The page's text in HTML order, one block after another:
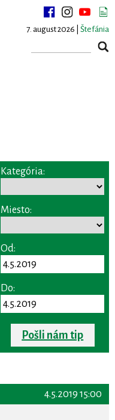
7. august 2026 | Štefánia
Kategória:
Miesto:
Od:
Do:
Pošli nám tip
4.5.2019 15:00